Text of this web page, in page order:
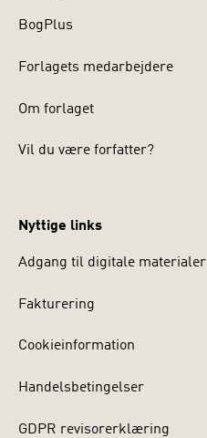
BogPlus
Forlagets medarbejdere
Om forlaget
Vil du være forfatter?
Nyttige links
Adgang til digitale materialer
Fakturering
Cookieinformation
Handelsbetingelser
GDPR revisorerklæring